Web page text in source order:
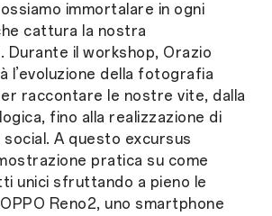
immortalare in ogni
cattura la nostra
Durante il workshop, Orazio
l’evoluzione della fotografia
raccontare le nostre vite, dalla
fino alla realizzazione di
A questo excursus
pratica su come
unici sfruttando a pieno le
Reno2, uno smartphone